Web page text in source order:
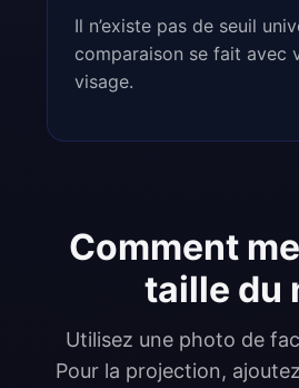
Il n’existe pas de seuil
comparaison se fait avec
visage.
Comment
taille du
Utilisez une photo de
Pour la projection,